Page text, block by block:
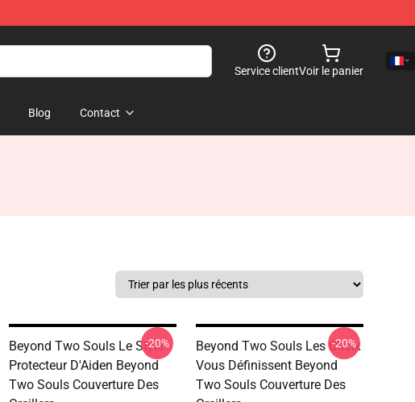
Service clientVoir le panier
Blog Contact
Beyond Two Souls Le Style
Protecteur D'Aiden Beyond
Two Souls Couverture Des
-20%
Beyond Two Souls Les Choix
Vous Définissent Beyond
Two Souls Couverture Des
-20%